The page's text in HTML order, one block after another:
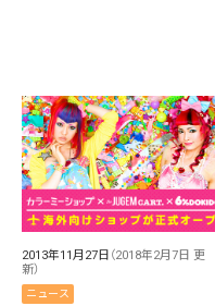
2013年11月27日 （2018年2月7日 更
新）
ニュース